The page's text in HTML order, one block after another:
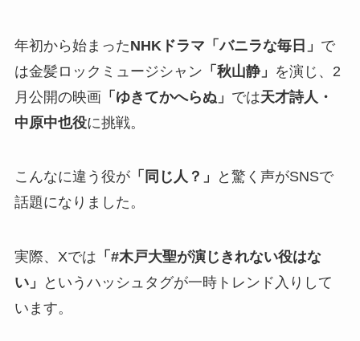
年初から始まったNHKドラマ「バニラな毎日」 で
は金髪ロックミュージシャン 「秋山静」 を演じ、2
月公開の映画「ゆきてかへらぬ」 では天才詩人・
中原中也役に挑戦。
こんなに違う役が「同じ人？」
と驚く声がSNSで
話題になりました。
実際、Xでは 「#木戸大聖が演じきれない役はな
い」
というハッシュタグが一時トレンド入りして
います。